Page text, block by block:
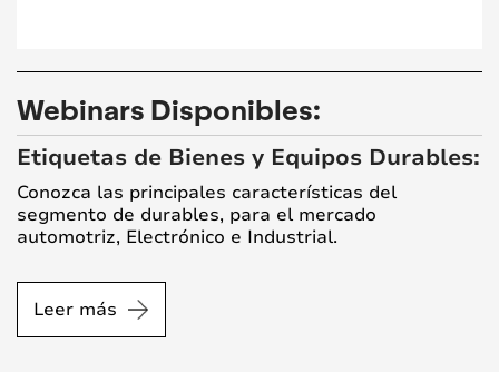
Webinars Disponibles:
Etiquetas de Bienes y Equipos Durables:
Conozca las principales características del
segmento de durables, para el mercado
automotriz, Electrónico e Industrial.
Leer más